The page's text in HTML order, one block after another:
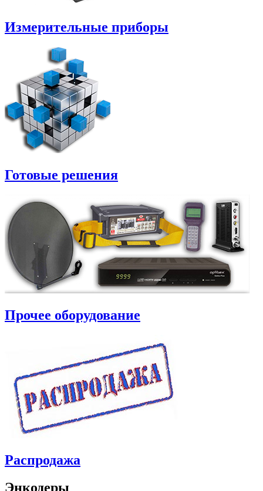
Измерительные приборы
Готовые решения
Прочее оборудование
Распродажа
Энкодеры